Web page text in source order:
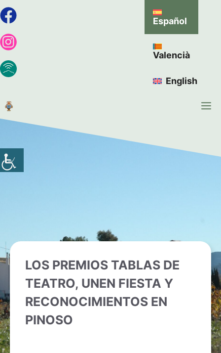
Español
Valencià
English
LOS PREMIOS TABLAS DE
TEATRO, UNEN FIESTA Y
RECONOCIMIENTOS EN
PINOSO